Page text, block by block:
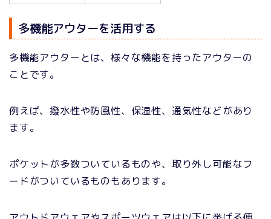
多機能アウターを活用する
多機能アウターとは、様々な機能を持ったアウターの
ことです。
例えば、撥水性や防風性、保湿性、通気性などがあり
ます。
ポケットが多数ついているものや、取り外し可能なフ
ードがついているものもあります。